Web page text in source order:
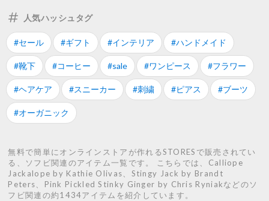
人気ハッシュタグ
#セール #ギフト #インテリア #ハンドメイド
#靴下 #コーヒー #sale #ワンピース #フラワー
#ヘアケア #スニーカー #刺繍 #ピアス #ブーツ
#オーガニック
無料で簡単にオンラインストアが作れるSTORESで販売されてい
る、ソフビ関連のアイテム一覧です。 こちらでは、Calliope
Jackalope by Kathie Olivas、Stingy Jack by Brandt
Peters、Pink Pickled Stinky Ginger by Chris Ryniakなどのソ
フビ関連の約1434アイテムを紹介しています。